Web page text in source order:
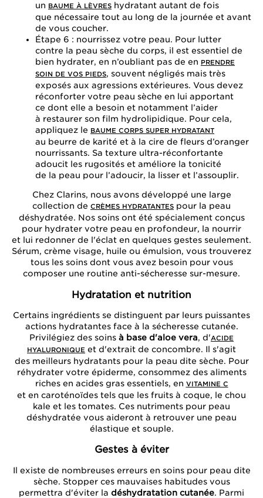
un BAUME À LÈVRES hydratant autant de fois
que nécessaire tout au long de la journée et avant
de vous coucher.
Étape 6 : nourrissez votre peau. Pour lutter
contre la peau sèche du corps, il est essentiel de
bien hydrater, en n’oubliant pas de en PRENDRE
SOIN DE VOS PIEDS, souvent négligés mais très
exposés aux agressions extérieures. Vous devez
réconforter votre peau sèche en lui apportant
ce dont elle a besoin et notamment l’aider
à restaurer son film hydrolipidique. Pour cela,
appliquez le BAUME CORPS SUPER HYDRATANT
au beurre de karité et à la cire de fleurs d’oranger
nourrissants. Sa texture ultra-réconfortante
adoucit les rugosités et améliore la tonicité
de la peau pour l’adoucir, la lisser et l’assouplir.
Chez Clarins, nous avons développé une large
collection de CRÈMES HYDRATANTES pour la peau
déshydratée. Nos soins ont été spécialement conçus
pour hydrater votre peau en profondeur, la nourrir
et lui redonner de l'éclat en quelques gestes seulement.
Sérum, crème visage, huile ou émulsion, vous trouverez
tous les soins dont vous avez besoin pour vous
composer une routine anti-sécheresse sur-mesure.
Hydratation et nutrition
Certains ingrédients se distinguent par leurs puissantes
actions hydratantes face à la sécheresse cutanée.
Privilégiez des soins à base d'aloe vera, d'ACIDE
HYALURONIQUE et d'extrait de concombre. Il s'agit
des meilleurs hydratants pour la peau dite sèche. Pour
réhydrater votre épiderme, consommez des aliments
riches en acides gras essentiels, en VITAMINE C
et en caroténoïdes tels que les fruits à coque, le chou
kale et les tomates. Ces nutriments pour peau
déshydratée vous aideront à retrouver une peau
élastique et souple.
Gestes à éviter
Il existe de nombreuses erreurs en soins pour peau dite
sèche. Stopper ces mauvaises habitudes vous
permettra d'éviter la déshydratation cutanée. Parmi